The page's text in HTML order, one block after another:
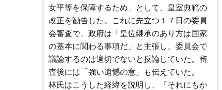
女平等を保障するため」として、皇室典範の
改正を勧告した。これに先立つ１７日の委員
会審査で、政府は「皇位継承のあり方は国家
の基本に関わる事項だ」と主張し、委員会で
議論するのは適切でないと反論していた。審
査後には「強い遺憾の意」も伝えていた。
林氏はこうした経緯を説明し、「それにもか